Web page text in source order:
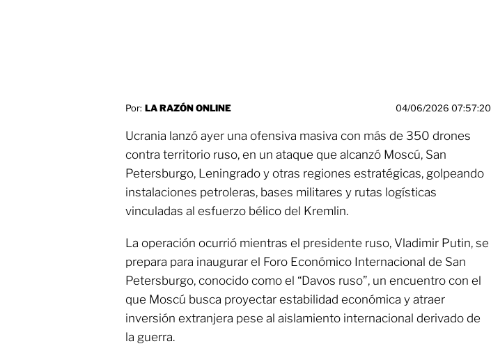
Por: LA RAZÓN ONLINE 04/06/2026 07:57:20
Ucrania lanzó ayer una ofensiva masiva con más de 350 drones
contra territorio ruso, en un ataque que alcanzó Moscú, San
Petersburgo, Leningrado y otras regiones estratégicas, golpeando
instalaciones petroleras, bases militares y rutas logísticas
vinculadas al esfuerzo bélico del Kremlin.
La operación ocurrió mientras el presidente ruso, Vladimir Putin, se
prepara para inaugurar el Foro Económico Internacional de San
Petersburgo, conocido como el “Davos ruso”, un encuentro con el
que Moscú busca proyectar estabilidad económica y atraer
inversión extranjera pese al aislamiento internacional derivado de
la guerra.